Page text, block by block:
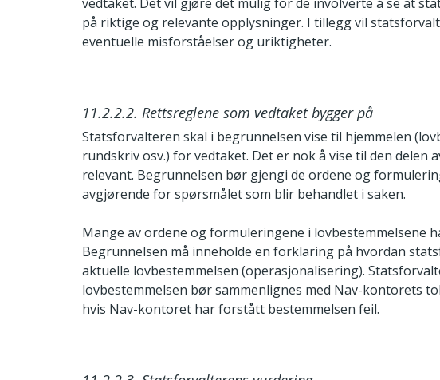
på riktige og relevante opplysninger. I tillegg vil
eventuelle misforståelser og uriktigheter.
11.2.2.2. Rettsreglene som vedtaket bygger på
Statsforvalteren skal i begrunnelsen vise til hjemmelen
rundskriv osv.) for vedtaket. Det er nok å vise til den delen
relevant. Begrunnelsen bør gjengi de ordene og
avgjørende for spørsmålet som blir behandlet i saken.
Mange av ordene og formuleringene i lovbestemmelsene
Begrunnelsen må inneholde en forklaring på hvordan
aktuelle lovbestemmelsen (operasjonalisering).
lovbestemmelsen bør sammenlignes med Nav­-kontorets
hvis Nav-­kontoret har forstått bestemmelsen feil.